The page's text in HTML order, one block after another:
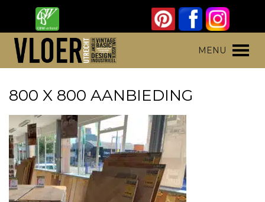
content
MENU
800 X 800 AANBIEDING